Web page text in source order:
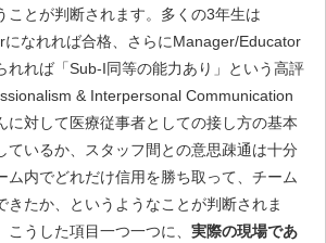
ことが判断されます。多くの3年生は
なれれば合格、さらにManager/Educator
れれば「Sub-I同等の能力あり」という高評
& Interpersonal Communication
に対して医療従事者としての接し方の基本
ているか、スタッフ間との意思疎通は十分
ム内でどれだけ信用を勝ち取って、チーム
きたか、というようなことが判断されま
うした項目一つ一つに、 実際の現場であ